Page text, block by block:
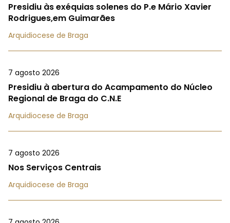
Presidiu às exéquias solenes do P.e Mário Xavier
Rodrigues,em Guimarães
Arquidiocese de Braga
7 agosto 2026
Presidiu à abertura do Acampamento do Núcleo
Regional de Braga do C.N.E
Arquidiocese de Braga
7 agosto 2026
Nos Serviços Centrais
Arquidiocese de Braga